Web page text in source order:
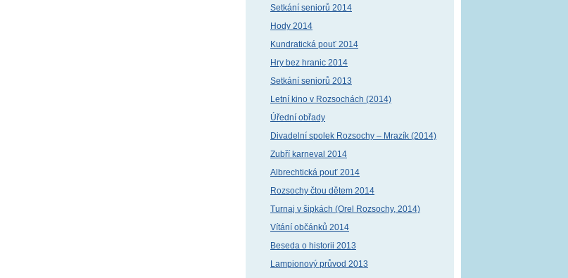
Setkání seniorů 2014
Hody 2014
Kundratická pouť 2014
Hry bez hranic 2014
Setkání seniorů 2013
Letní kino v Rozsochách (2014)
Úřední obřady
Divadelní spolek Rozsochy – Mrazík (2014)
Zubří karneval 2014
Albrechtická pouť 2014
Rozsochy čtou dětem 2014
Turnaj v šipkách (Orel Rozsochy, 2014)
Vítání občánků 2014
Beseda o historii 2013
Lampionový průvod 2013